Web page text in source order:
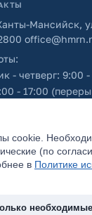
Мансийск,
- четверг: 9:00
- 17:00
cookie.
(по
в Политике
необходимые